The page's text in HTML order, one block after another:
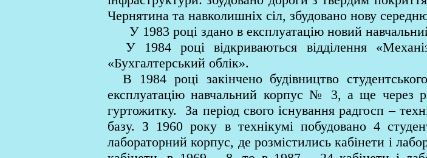
Чернятина та навколишніх сіл, збудовано нову
У 1983 році здано в експлуатацію новий
У 1984 році відкриваються відділення
«Бухгалтерський облік».
В 1984 році закінчено будівництво
експлуатацію навчальний корпус № 3, а ще через
гуртожитку. За період свого існування радгосп –
базу. З 1960 року в технікумі побудовано 4
лабораторний корпус, де розмістились кабінети і